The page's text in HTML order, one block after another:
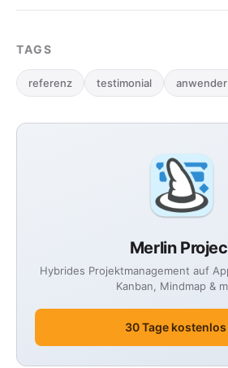
Merlin
Hybrides Projektmanagement auf
Kanban, Mindmap &
30 Tage
TAGS
referenz testimonial